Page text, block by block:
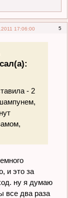
5
17:06:00
- 2
и это за
ну я думаю
все два раза